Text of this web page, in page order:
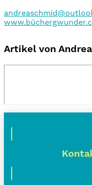
Artikel von